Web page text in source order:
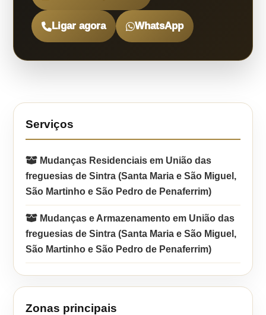
Ligar agora WhatsApp
Serviços
Mudanças Residenciais em União das
freguesias de Sintra (Santa Maria e São Miguel,
São Martinho e São Pedro de Penaferrim)
Mudanças e Armazenamento em União das
freguesias de Sintra (Santa Maria e São Miguel,
São Martinho e São Pedro de Penaferrim)
Zonas principais